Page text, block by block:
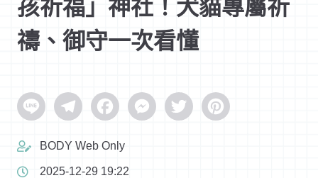
孩祈福」神社！犬貓專屬祈
禱、御守一次看懂
Line TelegramFacebookMessenger
Twitter Pinterest
BODY Web Only
2025-12-29 19:22